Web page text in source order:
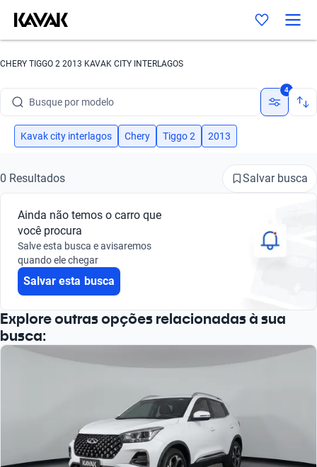
CHERY TIGGO 2 2013 KAVAK CITY INTERLAGOS
Busque por modelo
Busque por versão
Busque por marca
Busque por modelo
Busque por versão
4
Kavak city interlagos Chery Tiggo 2 2013
0 Resultados Salvar busca
Ainda não temos o carro que
você procura
Salve esta busca e avisaremos
quando ele chegar
Salvar esta busca
Explore outras opções relacionadas à sua
busca: